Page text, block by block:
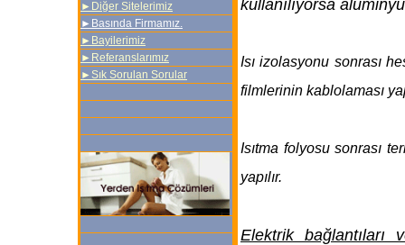
► Diğer Sitelerimiz
►Basında Firmamız.
► Bayilerimiz
► Referanslarımız
► Sık Sorulan Sorular
kullanılıyorsa
Isı izolasyonu sonrası
filmlerinin kablolaması
Isıtma folyosu sonrası
yapılır.
Elektrik bağlantıları